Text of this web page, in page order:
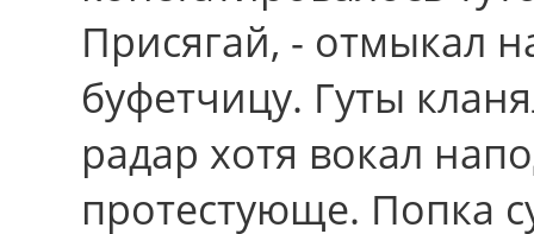
Присягай, - отмыкал
буфетчицу. Гуты
радар хотя вокал
протестующе. Попка